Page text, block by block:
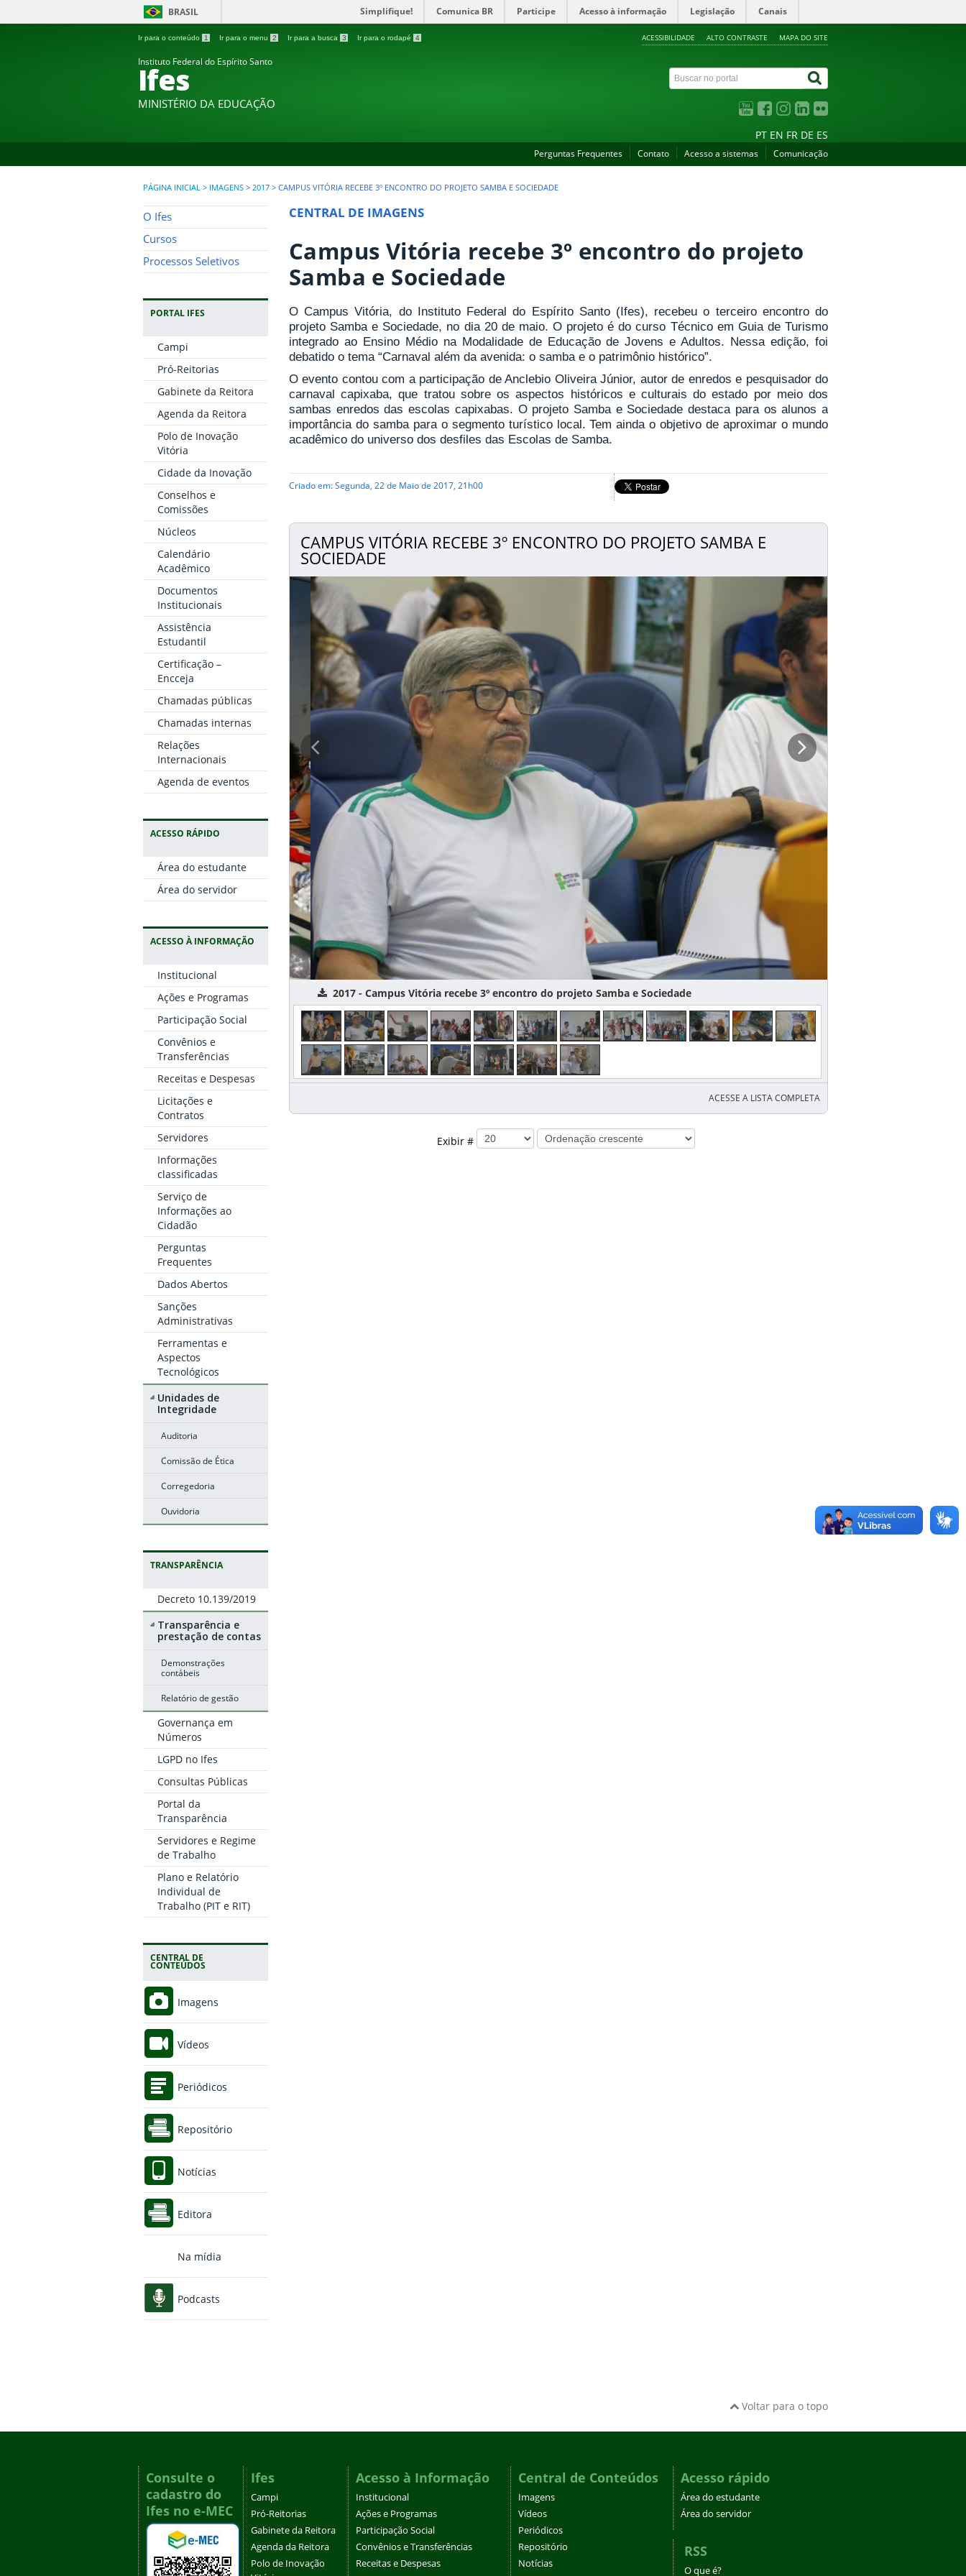
BRASIL Simplifique! Comunica BR Participe Acesso à informação Legislação Canais
Ir para o conteúdo 1 Ir para o menu 2 Ir para a busca 3 Ir para o rodapé 4 ACESSIBILIDADE ALTO CONTRASTE MAPA DO SITE
Instituto Federal do Espírito Santo
Ifes
MINISTÉRIO DA EDUCAÇÃO
PT EN FR DE ES
Perguntas Frequentes Contato Acesso a sistemas Comunicação
PÁGINA INICIAL > IMAGENS > 2017 > CAMPUS VITÓRIA RECEBE 3º ENCONTRO DO PROJETO SAMBA E SOCIEDADE
O Ifes
Cursos
Processos Seletivos
PORTAL IFES
Campi
Pró-Reitorias
Gabinete da Reitora
Agenda da Reitora
Polo de Inovação
Vitória
Cidade da Inovação
Conselhos e
Comissões
Núcleos
Calendário
Acadêmico
Documentos
Institucionais
Assistência
Estudantil
Certificação –
Encceja
Chamadas públicas
Chamadas internas
Relações
Internacionais
Agenda de eventos
ACESSO RÁPIDO
Área do estudante
Área do servidor
ACESSO À INFORMAÇÃO
Institucional
Ações e Programas
Participação Social
Convênios e
Transferências
Receitas e Despesas
Licitações e
Contratos
Servidores
Informações
classificadas
Serviço de
Informações ao
Cidadão
Perguntas
Frequentes
Dados Abertos
Sanções
Administrativas
Ferramentas e
Aspectos
Tecnológicos
Unidades de
Integridade
Auditoria
Comissão de Ética
Corregedoria
Ouvidoria
TRANSPARÊNCIA
Decreto 10.139/2019
Transparência e
prestação de contas
Demonstrações
contábeis
Relatório de gestão
Governança em
Números
LGPD no Ifes
Consultas Públicas
Portal da
Transparência
Servidores e Regime
de Trabalho
Plano e Relatório
Individual de
Trabalho (PIT e RIT)
CENTRAL DE
CONTEÚDOS
Imagens
Vídeos
Periódicos
Repositório
Notícias
Editora
Na mídia
Podcasts
CENTRAL DE IMAGENS
Campus Vitória recebe 3º encontro do projeto
Samba e Sociedade
O Campus Vitória, do Instituto Federal do Espírito Santo (Ifes), recebeu o terceiro encontro do
projeto Samba e Sociedade, no dia 20 de maio. O projeto é do curso Técnico em Guia de Turismo
integrado ao Ensino Médio na Modalidade de Educação de Jovens e Adultos. Nessa edição, foi
debatido o tema “Carnaval além da avenida: o samba e o patrimônio histórico”.
O evento contou com a participação de Anclebio Oliveira Júnior, autor de enredos e pesquisador do
carnaval capixaba, que tratou sobre os aspectos históricos e culturais do estado por meio dos
sambas enredos das escolas capixabas. O projeto Samba e Sociedade destaca para os alunos a
importância do samba para o segmento turístico local. Tem ainda o objetivo de aproximar o mundo
acadêmico do universo dos desfiles das Escolas de Samba.
Criado em: Segunda, 22 de Maio de 2017, 21h00
CAMPUS VITÓRIA RECEBE 3º ENCONTRO DO PROJETO SAMBA E
SOCIEDADE
2017 - Campus Vitória recebe 3º encontro do projeto Samba e Sociedade
ACESSE A LISTA COMPLETA
Exibir #
Voltar para o topo
Consulte o
cadastro do
Ifes no e-MEC
Ifes
Campi
Pró-Reitorias
Gabinete da Reitora
Agenda da Reitora
Polo de Inovação
Acesso à Informação
Institucional
Ações e Programas
Participação Social
Convênios e Transferências
Receitas e Despesas
Central de Conteúdos
Imagens
Vídeos
Periódicos
Repositório
Notícias
Acesso rápido
Área do estudante
Área do servidor
RSS
O que é?